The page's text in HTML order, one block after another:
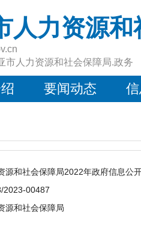
人力资源和
市人力资源和社会保障局.政务
要闻动态
源和社会保障局2022年政府信息公
2023-00487
源和社会保障局